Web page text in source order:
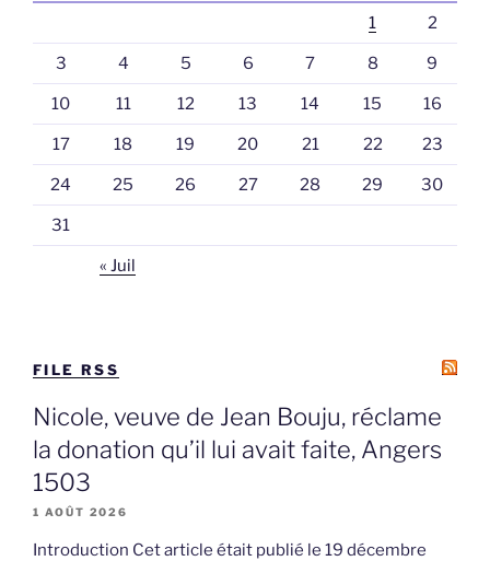
1 2
3 4 5 6 7 8 9
10 11 12 13 14 15 16
17 18 19 20 21 22 23
24 25 26 27 28 29 30
31
« Juil
FILE RSS
Nicole, veuve de Jean Bouju, réclame
la donation qu’il lui avait faite, Angers
1503
1 AOÛT 2026
Introduction Cet article était publié le 19 décembre